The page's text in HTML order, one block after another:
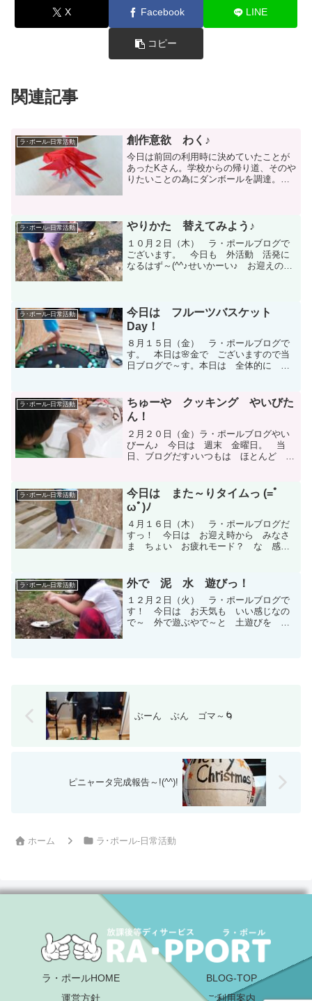
X Facebook LINE
コピー
関連記事
ラ･ポール-日常活動 創作意欲 わく♪
今日は前回の利用時に決めていたことが
あったKさん。学校からの帰り道、そのや
りたいことの為にダンボールを調達。お
る！ です。わくわくしなが...
ラ･ポール-日常活動 やりかた 替えてみよう♪
１０月２日（木） ラ・ポールブログで
ございます。 今日も 外活動 活発に
なるはず～(^^♪せいかーい♪ お迎えの時
て 手を洗ったら...
ラ･ポール-日常活動
今日は フルーツバスケット
Day！
８月１５日（金） ラ・ポールブログで
す。 本日は🌸金で ございますので当
日ブログで～す。本日は 全体的に 集
活動（短期集中）は 活発～ (^○^)♪ に
行われて おりま...
ラ･ポール-日常活動
ちゅーや クッキング やいびた
ん！
２月２０日（金）ラ・ポールブログやい
びーん♪ 今日は 週末 金曜日。 当
日、ブログだす♪いつもは ほとんど 児
入した ウインナーを 利用した クッ
キングぅ👍が やりた...
ラ･ポール-日常活動
今日は また～りタイムっ (=ﾟ
ωﾟ)ﾉ
４月１６日（木） ラ・ポールブログだ
すっ！ 今日は お迎え時から みなさ
ま ちょい お疲れモード？ な 感じ
と 思いますっ(≧◇≦)♪ ドッジボール
も いつもの ...
ラ･ポール-日常活動 外で 泥 水 遊びっ！
１２月２日（火） ラ・ポールブログで
す！ 今日は お天気も いい感じなの
で～ 外で遊ぶやで～と 土遊びを 楽
ぶーん ぶん ゴマ～🌀
ピニャータ完成報告～!(^^)!
ホーム ラ･ポール-日常活動
ラ・ポールHOME
BLOG-TOP
運営方針
ご利用案内